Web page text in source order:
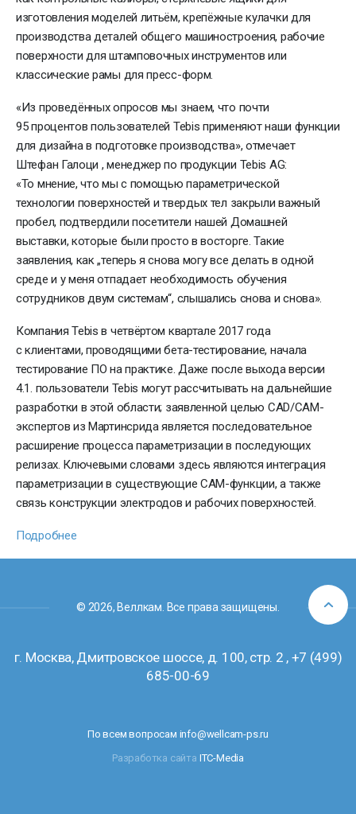
изготовления моделей литьём, крепёжные кулачки для
производства деталей общего машиностроения, рабочие
поверхности для штамповочных инструментов или
классические рамы для пресс-форм.
«Из проведённых опросов мы знаем, что почти
95 процентов пользователей Tebis применяют наши функции
для дизайна в подготовке производства», отмечает
Штефан Галоци , менеджер по продукции Tebis AG:
«То мнение, что мы с помощью параметрической
технологии поверхностей и твердых тел закрыли важный
пробел, подтвердили посетители нашей Домашней
выставки, которые были просто в восторге. Такие
заявления, как „теперь я снова могу все делать в одной
среде и у меня отпадает необходимость обучения
сотрудников двум системам“, слышались снова и снова».
Компания Tebis в четвёртом квартале 2017 года
с клиентами, проводящими бета-тестирование, начала
тестирование ПО на практике. Даже после выхода версии
4.1. пользователи Tebis могут рассчитывать на дальнейшие
разработки в этой области; заявленной целью CAD/CAM-
экспертов из Мартинсрида является последовательное
расширение процесса параметризации в последующих
релизах. Ключевыми словами здесь являются интеграция
параметризации в существующие CAM-функции, а также
связь конструкции электродов и рабочих поверхностей.
Подробнее
© 2026, Веллкам. Все права защищены.
г. Москва, Дмитровское шоссе, д. 100, стр. 2 , +7 (499)
685-00-69
По всем вопросам info@wellcam-ps.ru
Разработка caйта ITC-Media